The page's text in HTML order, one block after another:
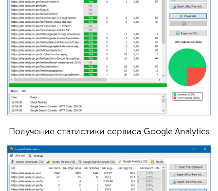
Получение статистики сервиса Google Analytics